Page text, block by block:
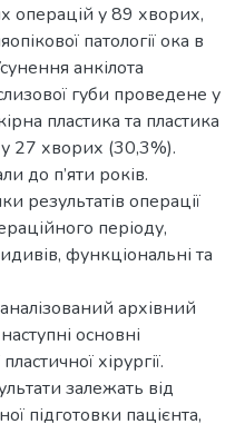
операцій у 89 хворих,
патології ока в
анкілота
губи проведене у
пластика та пластика
27 хворих (30,3%).
до п’яти років.
результатів операції
періоду,
функціональні та
архівний
основні
хірургії.
залежать від
підготовки пацієнта,